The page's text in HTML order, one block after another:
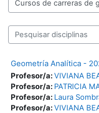
Categorias de disciplinas
Pesquisar disciplinas
Geometría Analítica -
Profesor/a:VIVIANA
Profesor/a: PATRICIA
Profesor/a: Laura
Profesor/a:VIVIANA